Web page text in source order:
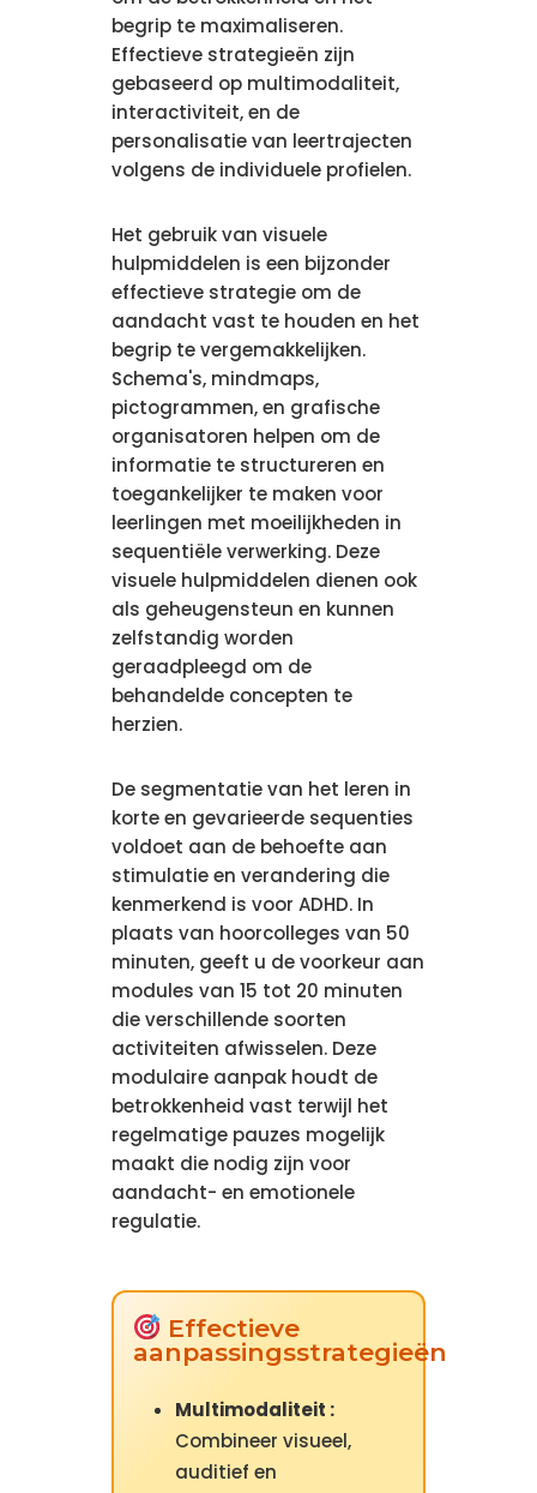
begrip te maximaliseren.
Effectieve strategieën zijn
gebaseerd op multimodaliteit,
interactiviteit, en de
personalisatie van leertrajecten
volgens de individuele profielen.
Het gebruik van visuele
hulpmiddelen is een bijzonder
effectieve strategie om de
aandacht vast te houden en het
begrip te vergemakkelijken.
Schema's, mindmaps,
pictogrammen, en grafische
organisatoren helpen om de
informatie te structureren en
toegankelijker te maken voor
leerlingen met moeilijkheden in
sequentiële verwerking. Deze
visuele hulpmiddelen dienen ook
als geheugensteun en kunnen
zelfstandig worden
geraadpleegd om de
behandelde concepten te
herzien.
De segmentatie van het leren in
korte en gevarieerde sequenties
voldoet aan de behoefte aan
stimulatie en verandering die
kenmerkend is voor ADHD. In
plaats van hoorcolleges van 50
minuten, geeft u de voorkeur aan
modules van 15 tot 20 minuten
die verschillende soorten
activiteiten afwisselen. Deze
modulaire aanpak houdt de
betrokkenheid vast terwijl het
regelmatige pauzes mogelijk
maakt die nodig zijn voor
aandacht- en emotionele
regulatie.
Effectieve
aanpassingsstrategieën
Multimodaliteit :
Combineer visueel,
auditief en